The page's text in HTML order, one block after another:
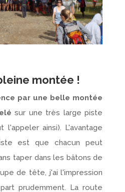
montée !
par une belle montée
sur une très large piste
ainsi). L'avantage
est que chacun peut
taper dans les bâtons de
de tête, j'ai l'impression
prudemment. La route